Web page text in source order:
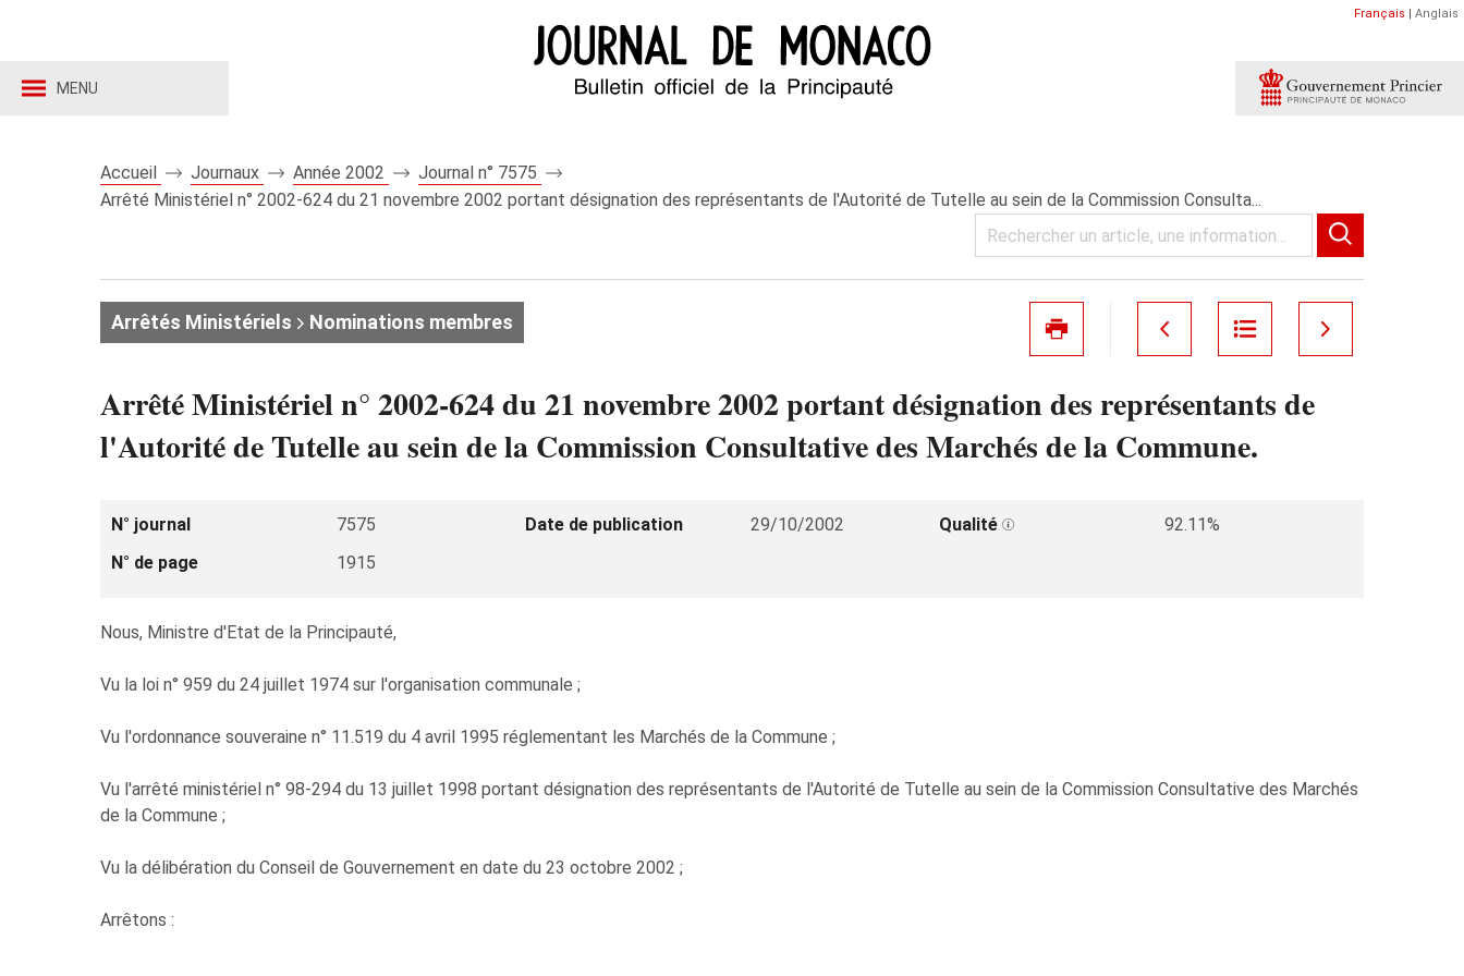
MENU
Français | Anglais
Accueil Journaux Année 2002
Journal n° 7575
Arrêté Ministériel n° 2002-624 du 21 novembre 2002 portant désignation des représentants de l'Autorité de Tutelle au sein de la Commission Consulta...
Arrêtés Ministériels Nominations membres
Arrêté Ministériel n° 2002-624 du 21 novembre 2002 portant désignation des représentants de
l'Autorité de Tutelle au sein de la Commission Consultative des Marchés de la Commune.
N° journal 7575 Date de publication 29/10/2002 Qualité
92.11%
N° de page
1915
Nous, Ministre d'Etat de la Principauté,
Vu la loi n° 959 du 24 juillet 1974 sur l'organisation communale ;
Vu l'ordonnance souveraine n° 11.519 du 4 avril 1995 réglementant les Marchés de la Commune ;
Vu l'arrêté ministériel n° 98-294 du 13 juillet 1998 portant désignation des représentants de l'Autorité de Tutelle au sein de la Commission Consultative des Marchés
de la Commune ;
Vu la délibération du Conseil de Gouvernement en date du 23 octobre 2002 ;
Arrêtons :